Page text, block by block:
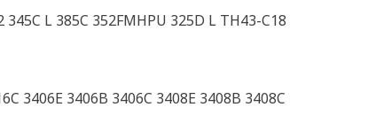
L 385C 352FMHPU 325D L TH43-C18
3406E 3406B 3406C 3408E 3408B 3408C